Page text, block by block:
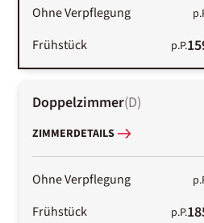
Ohne Verpflegung
Frühstück p.P.
Doppelzimmer(D)
ZIMMERDETAILS
Ohne Verpflegung
Frühstück p.P.